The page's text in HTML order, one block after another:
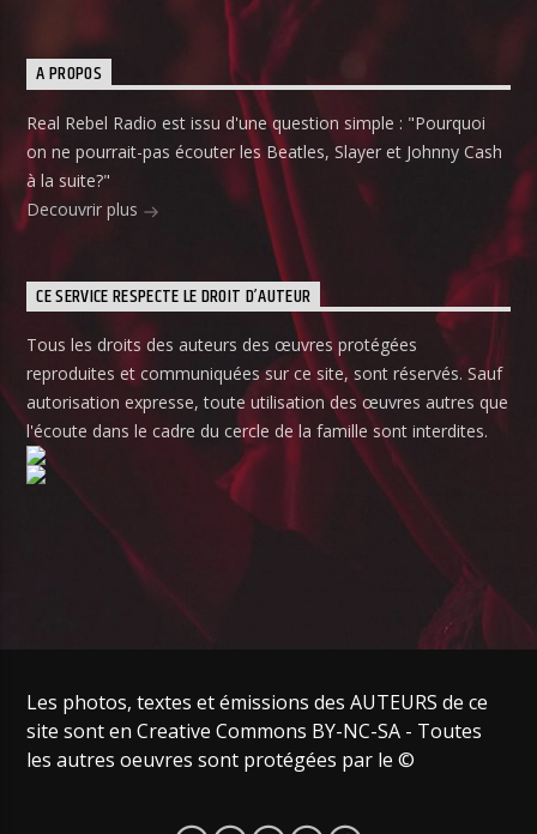
A PROPOS
Real Rebel Radio est issu d'une question simple : "Pourquoi
on ne pourrait-pas écouter les Beatles, Slayer et Johnny Cash
à la suite?"
Decouvrir plus
CE SERVICE RESPECTE LE DROIT D’AUTEUR
Tous les droits des auteurs des œuvres protégées
reproduites et communiquées sur ce site, sont réservés. Sauf
autorisation expresse, toute utilisation des œuvres autres que
l'écoute dans le cadre du cercle de la famille sont interdites.
Les photos, textes et émissions des AUTEURS de ce
site sont en Creative Commons BY-NC-SA - Toutes
les autres oeuvres sont protégées par le ©